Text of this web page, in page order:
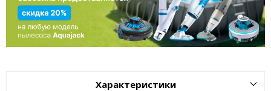
Характеристики